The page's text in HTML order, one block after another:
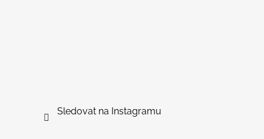
Sledovat na Instagramu